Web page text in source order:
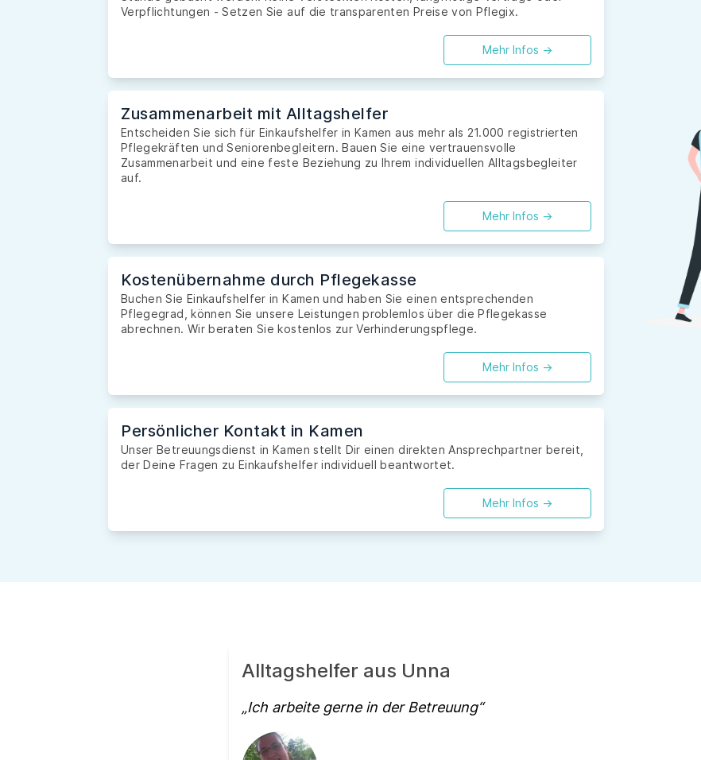
Verpflichtungen - Setzen Sie auf die transparenten Preise von Pflegix.
Mehr Infos ->
Zusammenarbeit mit Alltagshelfer
Entscheiden Sie sich für Einkaufshelfer in Kamen aus mehr als 21.000 registrierten
Pflegekräften und Seniorenbegleitern. Bauen Sie eine vertrauensvolle
Zusammenarbeit und eine feste Beziehung zu Ihrem individuellen Alltagsbegleiter
auf.
Mehr Infos ->
Kostenübernahme durch Pflegekasse
Buchen Sie Einkaufshelfer in Kamen und haben Sie einen entsprechenden
Pflegegrad, können Sie unsere Leistungen problemlos über die Pflegekasse
abrechnen. Wir beraten Sie kostenlos zur Verhinderungspflege.
Mehr Infos ->
Persönlicher Kontakt in Kamen
Unser Betreuungsdienst in Kamen stellt Dir einen direkten Ansprechpartner bereit,
der Deine Fragen zu Einkaufshelfer individuell beantwortet.
Mehr Infos ->
Alltagshelfer aus Unna
Ich arbeite gerne in der Betreuung